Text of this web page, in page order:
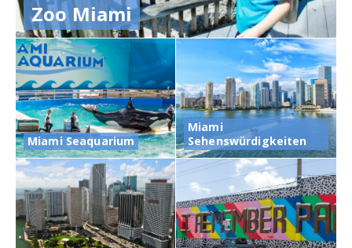
Zoo Miami
Miami Seaquarium
Miami
Sehenswürdigkeiten